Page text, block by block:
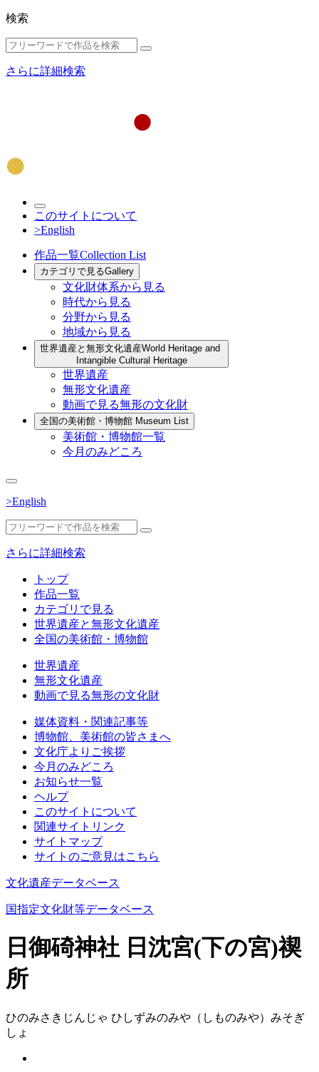
検索
さらに詳細検索
このサイトについて
>English
作品一覧Collection List
カテゴリで見るGallery
文化財体系から見る
時代から見る
分野から見る
地域から見る
世界遺産と無形文化遺産World Heritage and
Intangible Cultural Heritage
世界遺産
無形文化遺産
動画で見る無形の文化財
全国の美術館・博物館 Museum List
美術館・博物館一覧
今月のみどころ
>English
さらに詳細検索
トップ
作品一覧
カテゴリで見る
世界遺産と無形文化遺産
全国の美術館・博物館
世界遺産
無形文化遺産
動画で見る無形の文化財
媒体資料・関連記事等
博物館、美術館の皆さまへ
文化庁よりご挨拶
今月のみどころ
お知らせ一覧
ヘルプ
このサイトについて
関連サイトリンク
サイトマップ
サイトのご意見はこちら
文化遺産データベース
国指定文化財等データベース
日御碕神社 日沈宮(下の宮)禊
所
ひのみさきじんじゃ ひしずみのみや（しものみや）みそぎ
しょ